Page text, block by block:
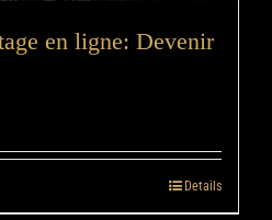
en ligne: Devenir
Details